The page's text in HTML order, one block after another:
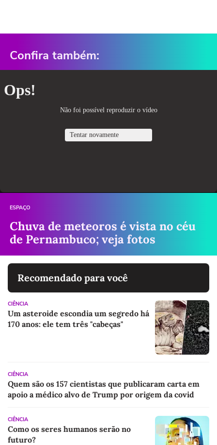
Confira também:
ESPAÇO
Chuva de meteoros é vista no céu
de Pernambuco; veja fotos
Recomendado para você
CIÊNCIA
Um asteroide escondia um segredo há
170 anos: ele tem três "cabeças"
CIÊNCIA
Quem são os 157 cientistas que publicaram carta em
apoio a médico alvo de Trump por origem da covid
CIÊNCIA
Como os seres humanos serão no
futuro?